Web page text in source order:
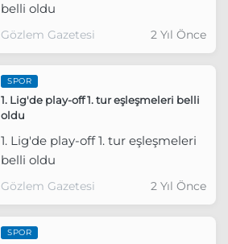
belli oldu
Gözlem Gazetesi 2 Yıl Önce
SPOR
1. Lig'de play-off 1. tur eşleşmeleri belli
oldu
1. Lig'de play-off 1. tur eşleşmeleri
belli oldu
Gözlem Gazetesi 2 Yıl Önce
SPOR